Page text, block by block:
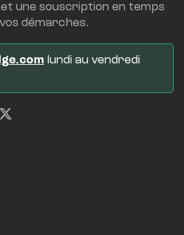
une souscription en temps
démarches.
lundi au vendredi